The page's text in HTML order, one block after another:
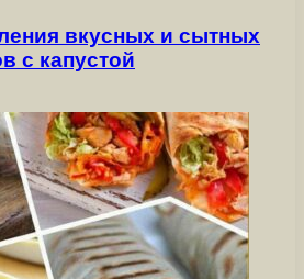
вкусных и сытных
с капустой